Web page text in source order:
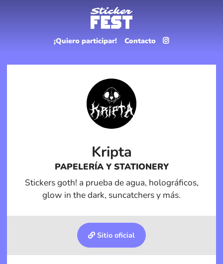
¡Quiero participar! Contacto
Kripta
PAPELERÍA Y STATIONERY
Stickers goth! a prueba de agua, holográficos,
glow in the dark, suncatchers y más.
Sitio oficial